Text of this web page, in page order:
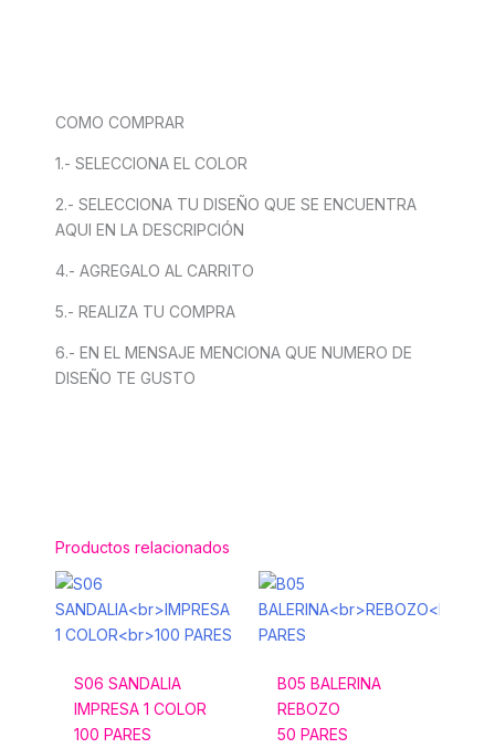
COMO COMPRAR
1.- SELECCIONA EL COLOR
2.- SELECCIONA TU DISEÑO QUE SE ENCUENTRA
AQUI EN LA DESCRIPCIÓN
4.- AGREGALO AL CARRITO
5.- REALIZA TU COMPRA
6.- EN EL MENSAJE MENCIONA QUE NUMERO DE
DISEÑO TE GUSTO
Productos relacionados
S06 SANDALIA
IMPRESA 1 COLOR
100 PARES
B05 BALERINA
REBOZO
50 PARES